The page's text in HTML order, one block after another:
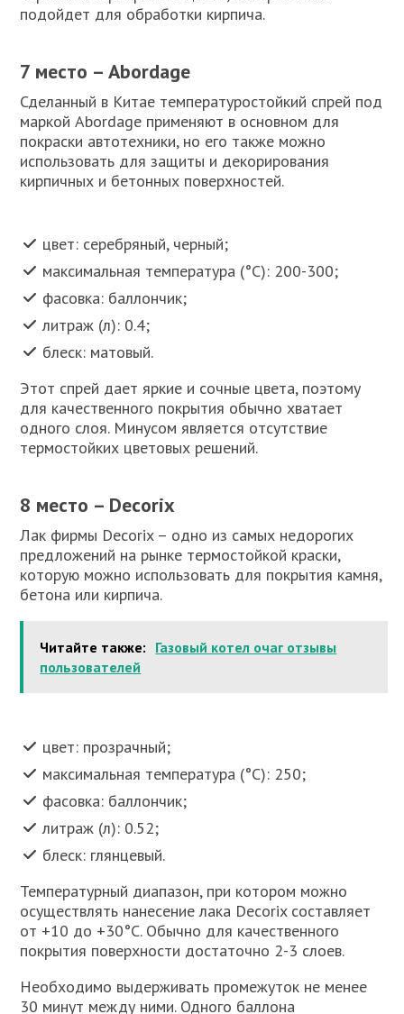
подойдет для обработки кирпича.
7 место – Abordage
Сделанный в Китае температуростойкий спрей под
маркой Abordage применяют в основном для
покраски автотехники, но его также можно
использовать для защиты и декорирования
кирпичных и бетонных поверхностей.
цвет: серебряный, черный;
максимальная температура (°C): 200-300;
фасовка: баллончик;
литраж (л): 0.4;
блеск: матовый.
Этот спрей дает яркие и сочные цвета, поэтому
для качественного покрытия обычно хватает
одного слоя. Минусом является отсутствие
термостойких цветовых решений.
8 место – Decorix
Лак фирмы Decorix – одно из самых недорогих
предложений на рынке термостойкой краски,
которую можно использовать для покрытия камня,
бетона или кирпича.
Читайте также: Газовый котел очаг отзывы
пользователей
цвет: прозрачный;
максимальная температура (°C): 250;
фасовка: баллончик;
литраж (л): 0.52;
блеск: глянцевый.
Температурный диапазон, при котором можно
осуществлять нанесение лака Decorix составляет
от +10 до +30°C. Обычно для качественного
покрытия поверхности достаточно 2-3 слоев.
Необходимо выдерживать промежуток не менее
30 минут между ними. Одного баллона